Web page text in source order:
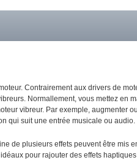
Contrairement aux drivers de
Normallement, vous mettez en
vibreur. Par exemple, augmenter
qui suit une entrée musicale ou audio.
de plusieurs effets peuvent être mis
pour rajouter des effets